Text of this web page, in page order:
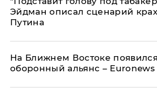
Эйдман описал сценарий
Путина
На Ближнем Востоке
оборонный альянс – Euronews